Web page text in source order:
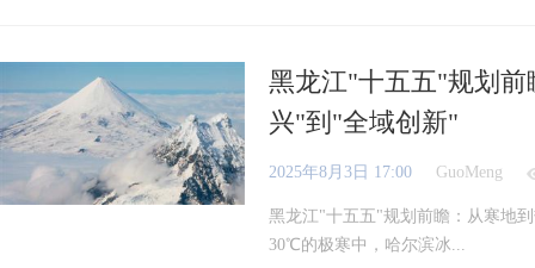
黑龙江"十五五"规划
兴"到"全域创新"
2025年8月3日 17:00 GuoMeng
黑龙江"十五五"规划前瞻：从寒地
30℃的极寒中，哈尔滨冰...